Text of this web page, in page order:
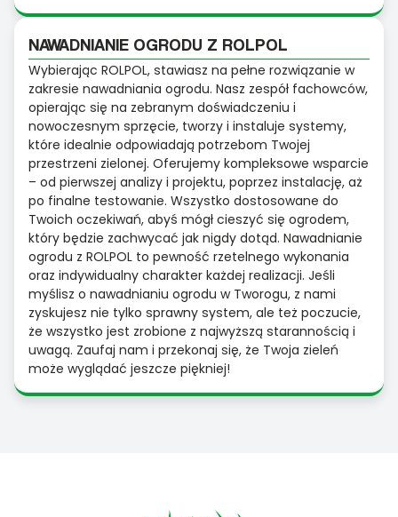
NAWADNIANIE OGRODU Z ROLPOL
Wybierając ROLPOL, stawiasz na pełne rozwiązanie w
zakresie nawadniania ogrodu. Nasz zespół fachowców,
opierając się na zebranym doświadczeniu i
nowoczesnym sprzęcie, tworzy i instaluje systemy,
które idealnie odpowiadają potrzebom Twojej
przestrzeni zielonej. Oferujemy kompleksowe wsparcie
– od pierwszej analizy i projektu, poprzez instalację, aż
po finalne testowanie. Wszystko dostosowane do
Twoich oczekiwań, abyś mógł cieszyć się ogrodem,
który będzie zachwycać jak nigdy dotąd. Nawadnianie
ogrodu z ROLPOL to pewność rzetelnego wykonania
oraz indywidualny charakter każdej realizacji. Jeśli
myślisz o nawadnianiu ogrodu w Tworogu, z nami
zyskujesz nie tylko sprawny system, ale też poczucie,
że wszystko jest zrobione z najwyższą starannością i
uwagą. Zaufaj nam i przekonaj się, że Twoja zieleń
może wyglądać jeszcze piękniej!